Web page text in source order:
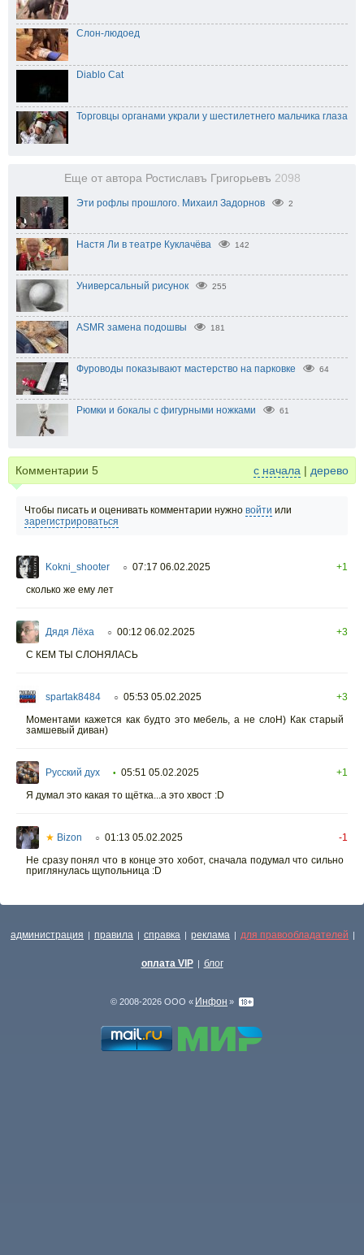
Слон-людоед
Diablo Cat
Торговцы органами украли у шестилетнего мальчика глаза
Еще от автора Ростиславъ Григорьевъ 2098
Эти рофлы прошлого. Михаил Задорнов 2
Настя Ли в театре Куклачёва 142
Универсальный рисунок 255
ASMR замена подошвы 181
Фуроводы показывают мастерство на парковке 64
Рюмки и бокалы с фигурными ножками 61
Комментарии 5 с начала | дерево
Чтобы писать и оценивать комментарии нужно войти или
зарегистрироваться
Kokni_shooter ○ 07:17 06.02.2025
+1
сколько же ему лет
Дядя Лёха ○ 00:12 06.02.2025
+3
С КЕМ ТЫ СЛОНЯЛАСЬ
spartak8484 ○ 05:53 05.02.2025
+3
Моментами кажется как будто это мебель, а не слоН) Как старый
замшевый диван)
Русский дух • 05:51 05.02.2025
+1
Я думал это какая то щётка...а это хвост :D
★ Bizon ○ 01:13 05.02.2025
-1
Не сразу понял что в конце это хобот, сначала подумал что сильно
приглянулась щупольница :D
администрация | правила | справка | реклама | для правообладателей |
оплата VIP | блог
© 2008-2026 ООО « Инфон »